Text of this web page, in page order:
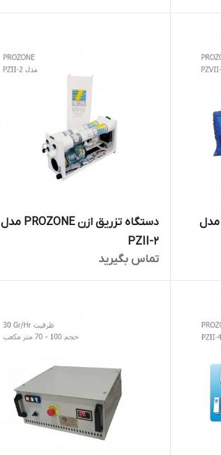
دستگاه تزریق ازن PROZONE مدل
دستگاه تزریق ازن PROZONE مدل
PZII-2
تماس بگیرید